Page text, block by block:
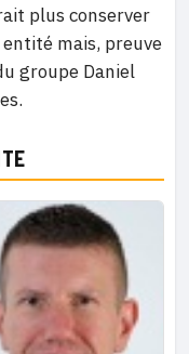
plus conserver
mais, preuve
groupe Daniel